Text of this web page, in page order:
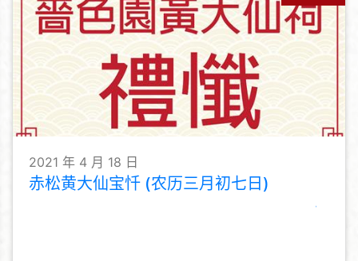
2021 年 4 月 18 日
赤松黄大仙宝忏 (农历三月初七日)